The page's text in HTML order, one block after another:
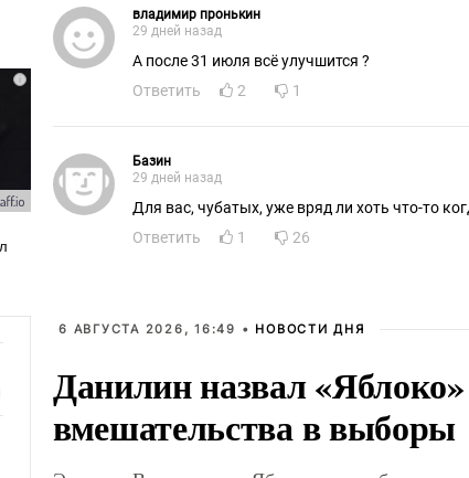
владимир пронькин
29 дней назад
А после 31 июля всё улучшится ?
Ответить
2 1
Базин
29 дней назад
Для вас,
Ответить
1 26
6 АВГУСТА 2026, 16:49 • НОВОСТИ ДНЯ
Данилин назвал
вмешательства в выборы